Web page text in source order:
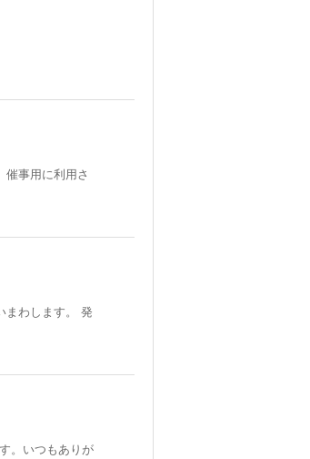
事用に利用さ
まわします。 発
。いつもありが